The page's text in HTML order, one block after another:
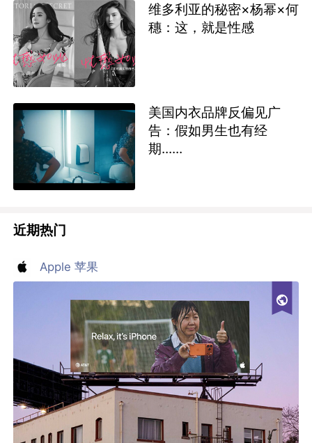
维多利亚的秘密×杨幂×何
穗：这，就是性感
美国内衣品牌反偏见广
告：假如男生也有经
期......
近期热门
Apple 苹果